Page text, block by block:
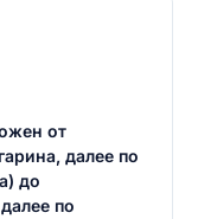
от
далее по
до
по